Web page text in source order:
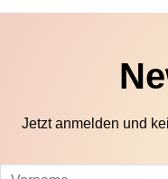
Jetzt anmelden und